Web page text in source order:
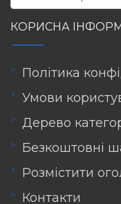
КОРИСНА
Політика
Умови
Дерево
Безкоштовні
Розмістити
Контакти